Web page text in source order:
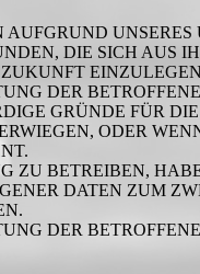
UNSERES
DIE SICH AUS
DER
GRÜNDE FÜR
ODER
ZU BETREIBEN,
DATEN ZUM
DER